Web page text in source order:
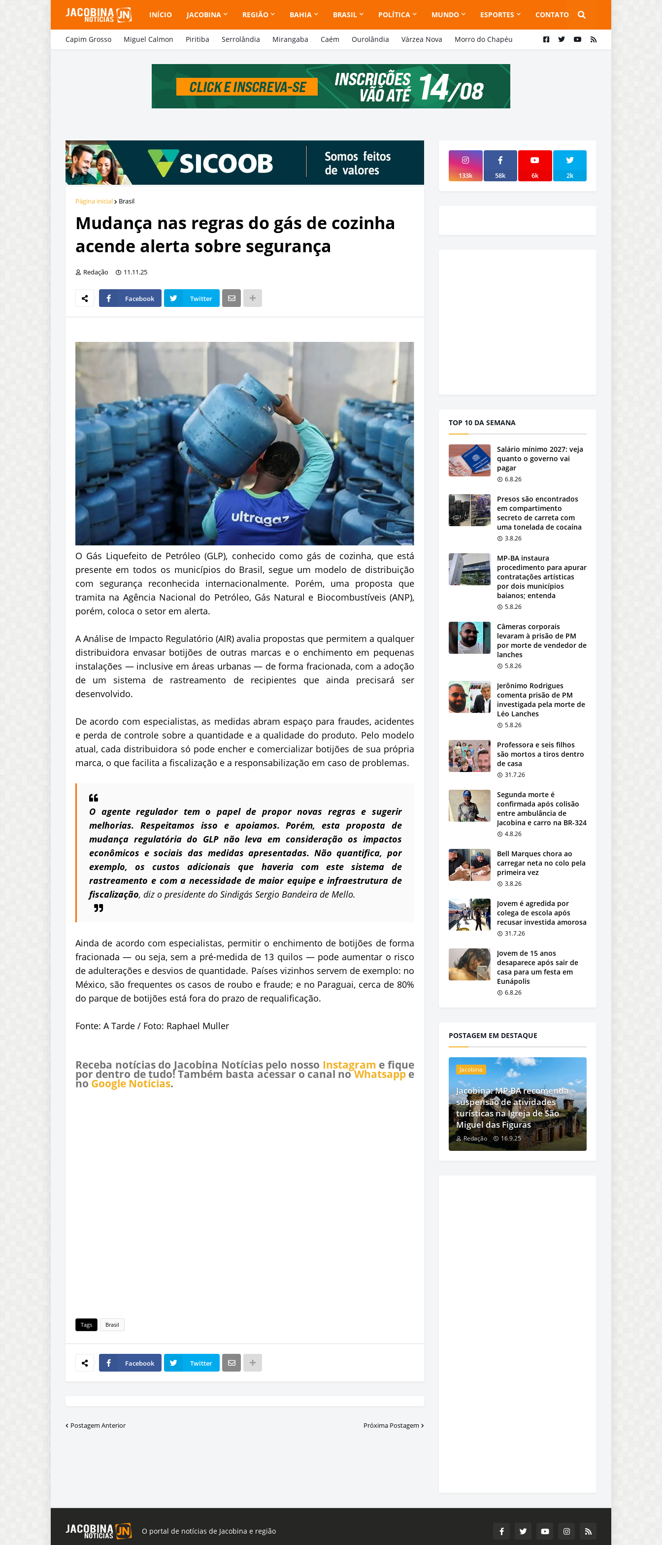
INÍCIO JACOBINA REGIÃO BAHIA BRASIL POLÍTICA MUNDO ESPORTES CONTATO
Capim Grosso Miguel Calmon Piritiba Serrolândia Mirangaba Caém Ourolândia Várzea Nova Morro do Chapéu
Página inicial Brasil
Mudança nas regras do gás de cozinha
acende alerta sobre segurança
Redação 11.11.25
Facebook Twitter
O Gás Liquefeito de Petróleo (GLP), conhecido como gás de cozinha, que está
presente em todos os municípios do Brasil, segue um modelo de distribuição
com segurança reconhecida internacionalmente. Porém, uma proposta que
tramita na Agência Nacional do Petróleo, Gás Natural e Biocombustíveis (ANP),
porém, coloca o setor em alerta.
A Análise de Impacto Regulatório (AIR) avalia propostas que permitem a qualquer
distribuidora envasar botijões de outras marcas e o enchimento em pequenas
instalações — inclusive em áreas urbanas — de forma fracionada, com a adoção
de um sistema de rastreamento de recipientes que ainda precisará ser
desenvolvido.
De acordo com especialistas, as medidas abram espaço para fraudes, acidentes
e perda de controle sobre a quantidade e a qualidade do produto. Pelo modelo
atual, cada distribuidora só pode encher e comercializar botijões de sua própria
marca, o que facilita a fiscalização e a responsabilização em caso de problemas.
O agente regulador tem o papel de propor novas regras e sugerir
melhorias. Respeitamos isso e apoiamos. Porém, esta proposta de
mudança regulatória do GLP não leva em consideração os impactos
econômicos e sociais das medidas apresentadas. Não quantifica, por
exemplo, os custos adicionais que haveria com este sistema de
rastreamento e com a necessidade de maior equipe e infraestrutura de
fiscalização, diz o presidente do Sindigás Sergio Bandeira de Mello.
Ainda de acordo com especialistas, permitir o enchimento de botijões de forma
fracionada — ou seja, sem a pré-medida de 13 quilos — pode aumentar o risco
de adulterações e desvios de quantidade. Países vizinhos servem de exemplo: no
México, são frequentes os casos de roubo e fraude; e no Paraguai, cerca de 80%
do parque de botijões está fora do prazo de requalificação.
Fonte: A Tarde / Foto: Raphael Muller
Receba notícias do Jacobina Notícias pelo nosso Instagram e fique
por dentro de tudo! Também basta acessar o canal noWhatsappe
no Google Notícias.
Tags Brasil
Facebook Twitter
Postagem Anterior Próxima Postagem
133k 58k 6k 2k
TOP 10 DA SEMANA
Salário mínimo 2027: veja
quanto o governo vai
pagar
6.8.26
Presos são encontrados
em compartimento
secreto de carreta com
uma tonelada de cocaína
3.8.26
MP-BA instaura
procedimento para apurar
contratações artísticas
por dois municípios
baianos; entenda
5.8.26
Câmeras corporais
levaram à prisão de PM
por morte de vendedor de
lanches
5.8.26
Jerônimo Rodrigues
comenta prisão de PM
investigada pela morte de
Léo Lanches
5.8.26
Professora e seis filhos
são mortos a tiros dentro
de casa
31.7.26
Segunda morte é
confirmada após colisão
entre ambulância de
Jacobina e carro na BR-324
4.8.26
Bell Marques chora ao
carregar neta no colo pela
primeira vez
3.8.26
Jovem é agredida por
colega de escola após
recusar investida amorosa
31.7.26
Jovem de 15 anos
desaparece após sair de
casa para um festa em
Eunápolis
6.8.26
POSTAGEM EM DESTAQUE
Jacobina
Jacobina: MP-BA recomenda
suspensão de atividades
turísticas na Igreja de São
Miguel das Figuras
Redação 16.9.25
O portal de notícias de Jacobina e região